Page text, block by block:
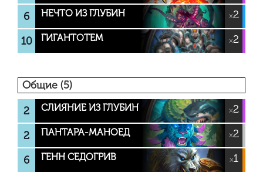
6 НЕЧТО ИЗ ГЛУБИН ×2
10 ГИГАНТОТЕМ ×2
Общие (5)
2
СЛИЯНИЕ ИЗ ГЛУБИН ×2
2 ПАНТАРА-МАНОЕД ×2
6 ГЕНН СЕДОГРИВ ×1